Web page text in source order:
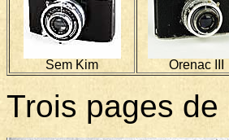
Sem Kim Orenac III
Trois pages